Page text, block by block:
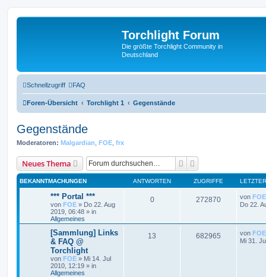
Torchlight Forum
Die größte Torchlight Community in
Deutschland
Schnellzugriff FAQ
Foren-Übersicht Torchlight 1 Gegenstände
Gegenstände
Moderatoren: Malgardian FOE frx
Neues Thema Suche
BEKANNTMACHUNGEN ANTWORTEN ZUGRIFFE
*** Portal ***
von FOE » Do 22. Aug
2019, 06:48 » in
Allgemeines
0 272870 von FOE
Do 22.
[Sammlung] Links
& FAQ @
Torchlight
von FOE » Mi 14. Jul
2010, 12:19 » in
Allgemeines
13 682965 von FOE
Mi 31.